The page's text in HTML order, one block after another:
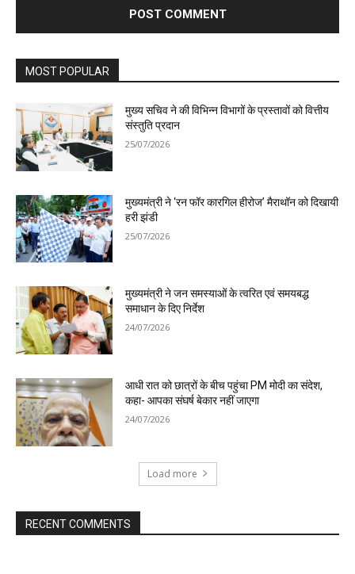
MOST POPULAR
मुख्य सचिव ने की विभिन्न विभागों के प्रस्तावों को वित्तीय
संस्तुति प्रदान
25/07/2026
मुख्यमंत्री ने ‘रन फॉर कारगिल हीरोज’ मैराथॉन को दिखायी
हरी झंडी
25/07/2026
मुख्यमंत्री ने जन समस्याओं के त्वरित एवं समयबद्ध
समाधान के दिए निर्देश
24/07/2026
आधी रात को छात्रों के बीच पहुंचा PM मोदी का संदेश,
कहा- आपका संघर्ष बेकार नहीं जाएगा
24/07/2026
Load more
RECENT COMMENTS